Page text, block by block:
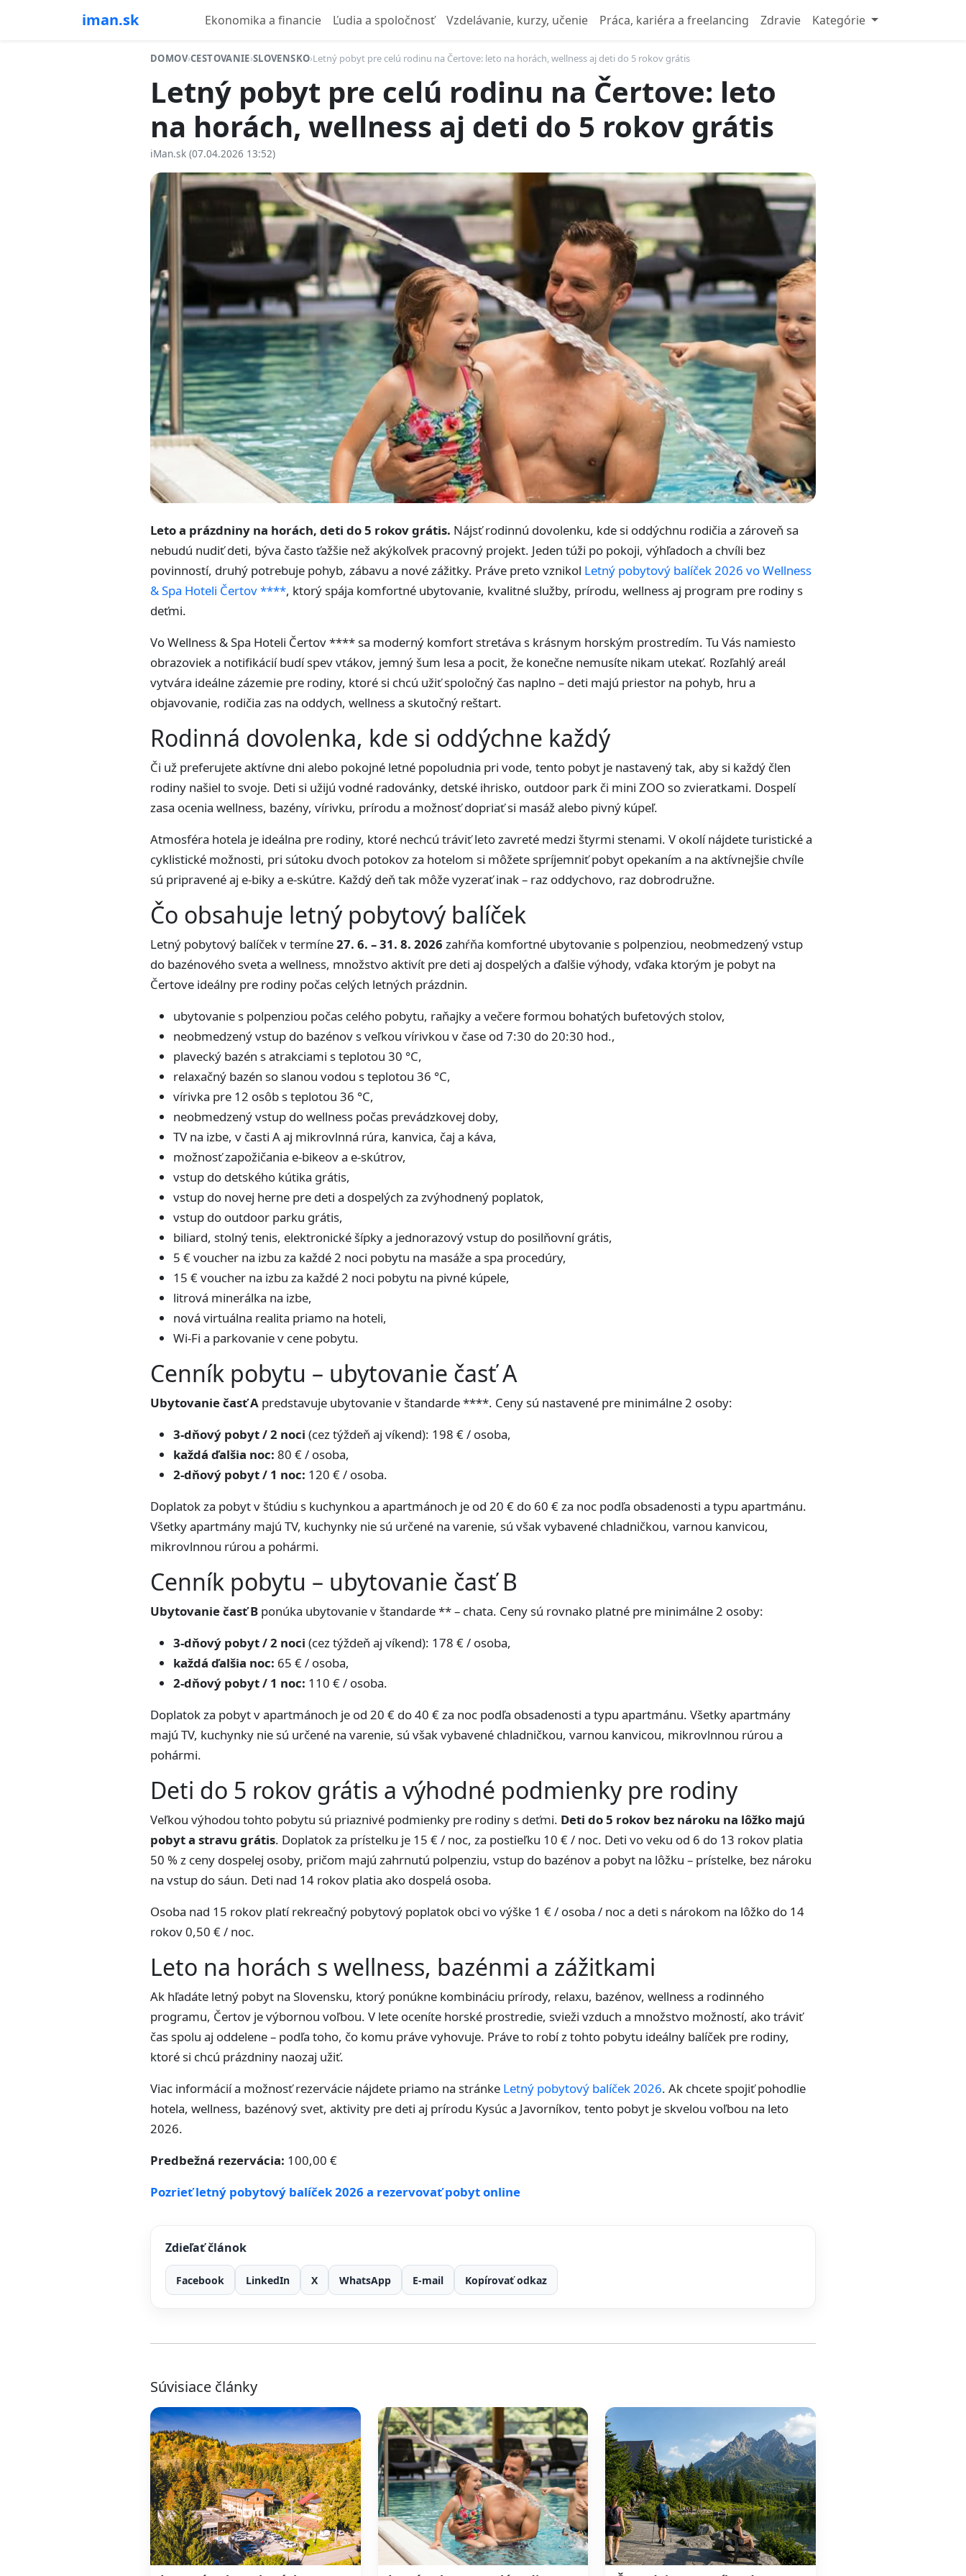
iman.sk Ekonomika a financie Ľudia a spoločnosť Vzdelávanie, kurzy, učenie Práca, kariéra a freelancing Zdravie Kategórie
DOMOV›CESTOVANIE›SLOVENSKO›Letný pobyt pre celú rodinu na Čertove: leto na horách, wellness aj deti do 5 rokov grátis
Letný pobyt pre celú rodinu na Čertove: leto
na horách, wellness aj deti do 5 rokov grátis
iMan.sk (07.04.2026 13:52)
Leto a prázdniny na horách, deti do 5 rokov grátis. Nájsť rodinnú dovolenku, kde si oddýchnu rodičia a zároveň sa
nebudú nudiť deti, býva často ťažšie než akýkoľvek pracovný projekt. Jeden túži po pokoji, výhľadoch a chvíli bez
povinností, druhý potrebuje pohyb, zábavu a nové zážitky. Práve preto vznikol Letný pobytový balíček 2026 vo Wellness
& Spa Hoteli Čertov ****, ktorý spája komfortné ubytovanie, kvalitné služby, prírodu, wellness aj program pre rodiny s
deťmi.
Vo Wellness & Spa Hoteli Čertov **** sa moderný komfort stretáva s krásnym horským prostredím. Tu Vás namiesto
obrazoviek a notifikácií budí spev vtákov, jemný šum lesa a pocit, že konečne nemusíte nikam utekať. Rozľahlý areál
vytvára ideálne zázemie pre rodiny, ktoré si chcú užiť spoločný čas naplno – deti majú priestor na pohyb, hru a
objavovanie, rodičia zas na oddych, wellness a skutočný reštart.
Rodinná dovolenka, kde si oddýchne každý
Či už preferujete aktívne dni alebo pokojné letné popoludnia pri vode, tento pobyt je nastavený tak, aby si každý člen
rodiny našiel to svoje. Deti si užijú vodné radovánky, detské ihrisko, outdoor park či mini ZOO so zvieratkami. Dospelí
zasa ocenia wellness, bazény, vírivku, prírodu a možnosť dopriať si masáž alebo pivný kúpeľ.
Atmosféra hotela je ideálna pre rodiny, ktoré nechcú tráviť leto zavreté medzi štyrmi stenami. V okolí nájdete turistické a
cyklistické možnosti, pri sútoku dvoch potokov za hotelom si môžete spríjemniť pobyt opekaním a na aktívnejšie chvíle
sú pripravené aj e-biky a e-skútre. Každý deň tak môže vyzerať inak – raz oddychovo, raz dobrodružne.
Čo obsahuje letný pobytový balíček
Letný pobytový balíček v termíne27. 6. – 31. 8. 2026 zahŕňa komfortné ubytovanie s polpenziou, neobmedzený vstup
do bazénového sveta a wellness, množstvo aktivít pre deti aj dospelých a ďalšie výhody, vďaka ktorým je pobyt na
Čertove ideálny pre rodiny počas celých letných prázdnin.
ubytovanie s polpenziou počas celého pobytu, raňajky a večere formou bohatých bufetových stolov,
neobmedzený vstup do bazénov s veľkou vírivkou v čase od 7:30 do 20:30 hod.,
plavecký bazén s atrakciami s teplotou 30 °C,
relaxačný bazén so slanou vodou s teplotou 36 °C,
vírivka pre 12 osôb s teplotou 36 °C,
neobmedzený vstup do wellness počas prevádzkovej doby,
TV na izbe, v časti A aj mikrovlnná rúra, kanvica, čaj a káva,
možnosť zapožičania e-bikeov a e-skútrov,
vstup do detského kútika grátis,
vstup do novej herne pre deti a dospelých za zvýhodnený poplatok,
vstup do outdoor parku grátis,
biliard, stolný tenis, elektronické šípky a jednorazový vstup do posilňovní grátis,
5 € voucher na izbu za každé 2 noci pobytu na masáže a spa procedúry,
15 € voucher na izbu za každé 2 noci pobytu na pivné kúpele,
litrová minerálka na izbe,
nová virtuálna realita priamo na hoteli,
Wi-Fi a parkovanie v cene pobytu.
Cenník pobytu – ubytovanie časť A
Ubytovanie časť A predstavuje ubytovanie v štandarde ****. Ceny sú nastavené pre minimálne 2 osoby:
3-dňový pobyt / 2 noci (cez týždeň aj víkend): 198 € / osoba,
každá ďalšia noc: 80 € / osoba,
2-dňový pobyt / 1 noc: 120 € / osoba.
Doplatok za pobyt v štúdiu s kuchynkou a apartmánoch je od 20 € do 60 € za noc podľa obsadenosti a typu apartmánu.
Všetky apartmány majú TV, kuchynky nie sú určené na varenie, sú však vybavené chladničkou, varnou kanvicou,
mikrovlnnou rúrou a pohármi.
Cenník pobytu – ubytovanie časť B
Ubytovanie časť B ponúka ubytovanie v štandarde ** – chata. Ceny sú rovnako platné pre minimálne 2 osoby:
3-dňový pobyt / 2 noci (cez týždeň aj víkend): 178 € / osoba,
každá ďalšia noc: 65 € / osoba,
2-dňový pobyt / 1 noc: 110 € / osoba.
Doplatok za pobyt v apartmánoch je od 20 € do 40 € za noc podľa obsadenosti a typu apartmánu. Všetky apartmány
majú TV, kuchynky nie sú určené na varenie, sú však vybavené chladničkou, varnou kanvicou, mikrovlnnou rúrou a
pohármi.
Deti do 5 rokov grátis a výhodné podmienky pre rodiny
Veľkou výhodou tohto pobytu sú priaznivé podmienky pre rodiny s deťmi. Deti do 5 rokov bez nároku na lôžko majú
pobyt a stravu grátis. Doplatok za prístelku je 15 € / noc, za postieľku 10 € / noc. Deti vo veku od 6 do 13 rokov platia
50 % z ceny dospelej osoby, pričom majú zahrnutú polpenziu, vstup do bazénov a pobyt na lôžku – prístelke, bez nároku
na vstup do sáun. Deti nad 14 rokov platia ako dospelá osoba.
Osoba nad 15 rokov platí rekreačný pobytový poplatok obci vo výške 1 € / osoba / noc a deti s nárokom na lôžko do 14
rokov 0,50 € / noc.
Leto na horách s wellness, bazénmi a zážitkami
Ak hľadáte letný pobyt na Slovensku, ktorý ponúkne kombináciu prírody, relaxu, bazénov, wellness a rodinného
programu, Čertov je výbornou voľbou. V lete oceníte horské prostredie, svieži vzduch a množstvo možností, ako tráviť
čas spolu aj oddelene – podľa toho, čo komu práve vyhovuje. Práve to robí z tohto pobytu ideálny balíček pre rodiny,
ktoré si chcú prázdniny naozaj užiť.
Viac informácií a možnosť rezervácie nájdete priamo na stránke Letný pobytový balíček 2026. Ak chcete spojiť pohodlie
hotela, wellness, bazénový svet, aktivity pre deti aj prírodu Kysúc a Javorníkov, tento pobyt je skvelou voľbou na leto
2026.
Predbežná rezervácia: 100,00 €
Pozrieť letný pobytový balíček 2026 a rezervovať pobyt online
Zdieľať článok
Facebook LinkedIn X WhatsApp E-mail Kopírovať odkaz
Súvisiace články